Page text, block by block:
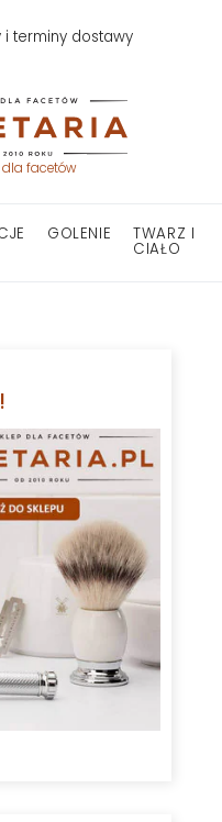
i terminy dostawy
dla facetów
GOLENIE TWARZ I
CIAŁO